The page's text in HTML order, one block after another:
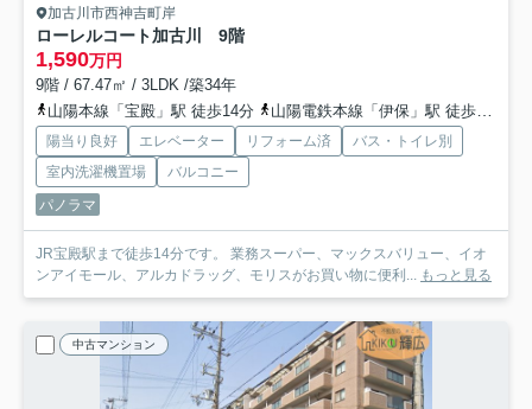
加古川市西神吉町岸
ローレルコート加古川 9階
1,590万円
9階 / 67.47㎡ / 3LDK /築34年
山陽本線「宝殿」駅 徒歩14分
山陽電鉄本線「伊保」駅 徒歩47分
陽当り良好 エレベーター リフォーム済
バス・トイレ別
室内洗濯機置場
バルコニー
パノラマ
JR宝殿駅まで徒歩14分です。 業務スーパー、マックスバリュー、イオ
ンアイモール、アルカドラッグ、モリスがお買い物に便利... もっと見る
中古マンション